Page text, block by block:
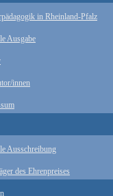
in Rheinland-Pfalz
Ausgabe
innen
Ausschreibung
des Ehrenpreises